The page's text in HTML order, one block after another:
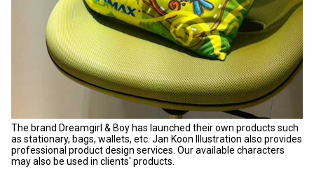
The brand Dreamgirl & Boy has launched their own products such
as stationary, bags, wallets, etc. Jan Koon Illustration also provides
professional product design services. Our available characters
may also be used in clients' products.